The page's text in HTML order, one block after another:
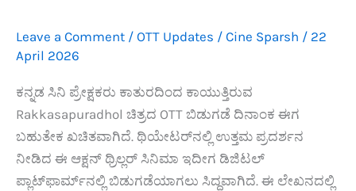
Leave a Comment / OTT Updates / Cine Sparsh / 22
April 2026
ಕನ್ನಡ ಸಿನಿ ಪ್ರೇಕ್ಷಕರು ಕಾತುರದಿಂದ ಕಾಯುತ್ತಿರುವ
Rakkasapuradhol ಚಿತ್ರದ OTT ಬಿಡುಗಡೆ ದಿನಾಂಕ ಈಗ
ಬಹುತೇಕ ಖಚಿತವಾಗಿದೆ. ಥಿಯೇಟರ್‌ನಲ್ಲಿ ಉತ್ತಮ ಪ್ರದರ್ಶನ
ನೀಡಿದ ಈ ಆಕ್ಷನ್ ಥ್ರಿಲ್ಲರ್ ಸಿನಿಮಾ ಇದೀಗ ಡಿಜಿಟಲ್
ಪ್ಲಾಟ್‌ಫಾರ್ಮ್‌ನಲ್ಲಿ ಬಿಡುಗಡೆಯಾಗಲು ಸಿದ್ಧವಾಗಿದೆ. ಈ ಲೇಖನದಲ್ಲಿ